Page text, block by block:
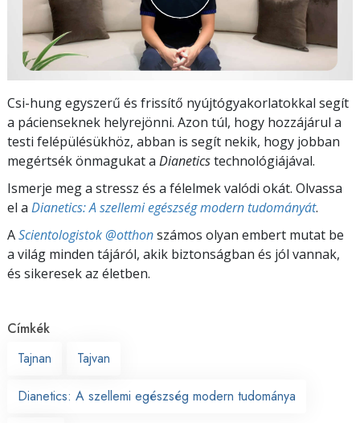
Csi-hung egyszerű és frissítő nyújtógyakorlatokkal segít
a pácienseknek helyrejönni. Azon túl, hogy hozzájárul a
testi felépülésükhöz, abban is segít nekik, hogy jobban
megértsék önmagukat a Dianeticstechnológiájával.
Ismerje meg a stressz és a félelmek valódi okát. Olvassa
el a Dianetics: A szellemi egészség modern tudományát.
AScientologistok @otthonszámos olyan embert mutat be
a világ minden tájáról, akik biztonságban és jól vannak,
és sikeresek az életben.
Címkék
Tajnan
Tajvan
Dianetics: A szellemi egészség modern tudománya